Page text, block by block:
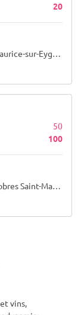
20
Eygues 26110
50
100
sur-Eygues 26110
vins,